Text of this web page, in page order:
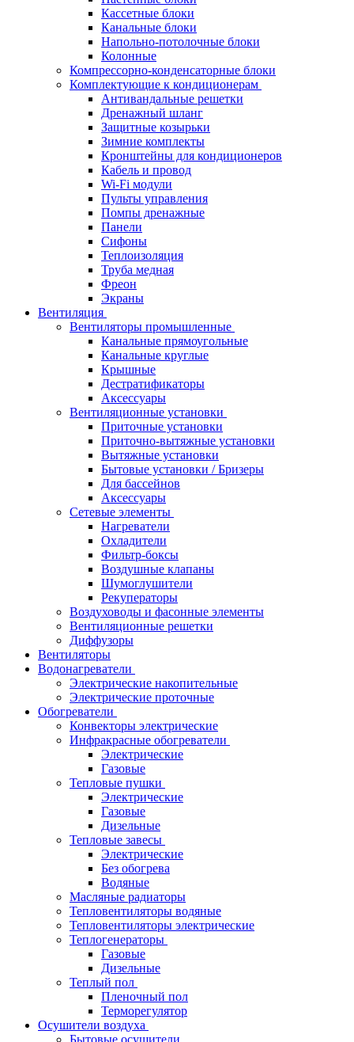
Кассетные блоки
Канальные блоки
Напольно-потолочные блоки
Колонные
Компрессорно-конденсаторные блоки
Комплектующие к кондиционерам
Антивандальные решетки
Дренажный шланг
Защитные козырьки
Зимние комплекты
Кронштейны для кондиционеров
Кабель и провод
Wi-Fi модули
Пульты управления
Помпы дренажные
Панели
Сифоны
Теплоизоляция
Труба медная
Фреон
Экраны
Вентиляция
Вентиляторы промышленные
Канальные прямоугольные
Канальные круглые
Крышные
Дестратификаторы
Аксессуары
Вентиляционные установки
Приточные установки
Приточно-вытяжные установки
Вытяжные установки
Бытовые установки / Бризеры
Для бассейнов
Аксессуары
Сетевые элементы
Нагреватели
Охладители
Фильтр-боксы
Воздушные клапаны
Шумоглушители
Рекуператоры
Воздуховоды и фасонные элементы
Вентиляционные решетки
Диффузоры
Вентиляторы
Водонагреватели
Электрические накопительные
Электрические проточные
Обогреватели
Конвекторы электрические
Инфракрасные обогреватели
Электрические
Газовые
Тепловые пушки
Электрические
Газовые
Дизельные
Тепловые завесы
Электрические
Без обогрева
Водяные
Масляные радиаторы
Тепловентиляторы водяные
Тепловентиляторы электрические
Теплогенераторы
Газовые
Дизельные
Теплый пол
Пленочный пол
Терморегулятор
Осушители воздуха
Бытовые осушители